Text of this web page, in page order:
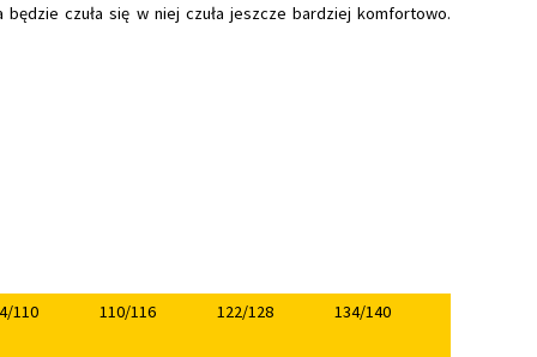
będzie czuła się w niej czuła jeszcze bardziej komfortowo.
110 110/116 122/128
134/140